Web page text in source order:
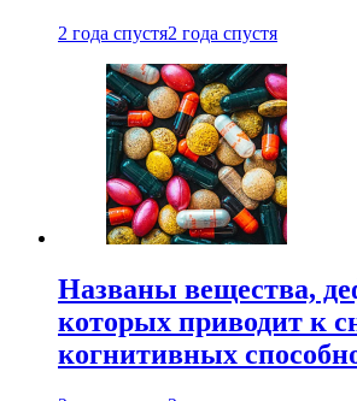
2 года спустя2 года спустя
Названы вещества,
которых приводит к
когнитивных